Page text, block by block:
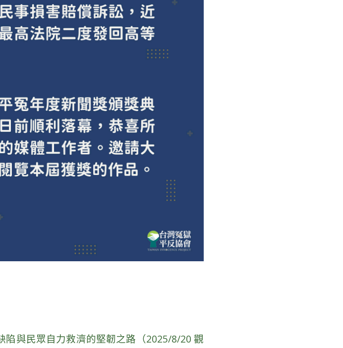
與民眾自力救濟的堅韌之路（2025/8/20 觀